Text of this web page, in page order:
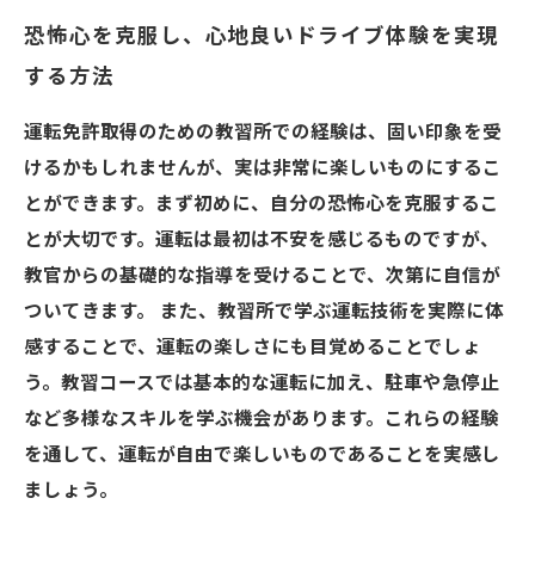
恐怖心を克服し、心地良いドライブ体験を実現
する方法
運転免許取得のための教習所での経験は、固い印象を受
けるかもしれませんが、実は非常に楽しいものにするこ
とができます。まず初めに、自分の恐怖心を克服するこ
とが大切です。運転は最初は不安を感じるものですが、
教官からの基礎的な指導を受けることで、次第に自信が
ついてきます。 また、教習所で学ぶ運転技術を実際に体
感することで、運転の楽しさにも目覚めることでしょ
う。教習コースでは基本的な運転に加え、駐車や急停止
など多様なスキルを学ぶ機会があります。これらの経験
を通して、運転が自由で楽しいものであることを実感し
ましょう。